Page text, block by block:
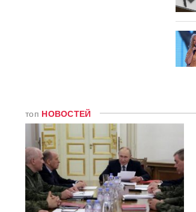
тысяч рублей из-за плана
«Ковер»
Reuters: КНДР может
разместить в России
ракетное подразделение для
ударов по Украине
В Красногорске раскрыта
топ НОВОСТЕЙ